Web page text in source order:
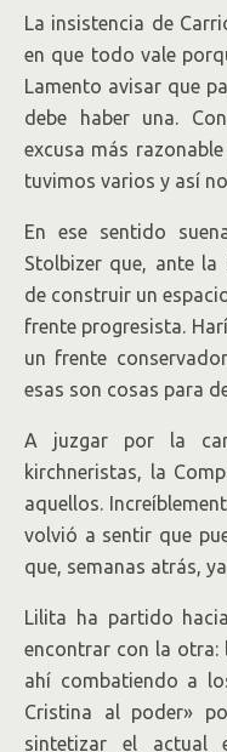
La insistencia de
en que todo vale
Lamento avisar que
debe haber una.
excusa más
tuvimos varios y así
En ese sentido
Stolbizer que, ante
de construir un
frente progresista.
un frente
esas son cosas para
A juzgar por la
kirchneristas, la
aquellos.
volvió a sentir que
que, semanas atrás,
Lilita ha partido
encontrar con la otra:
ahí combatiendo a
Cristina al poder»
sintetizar el